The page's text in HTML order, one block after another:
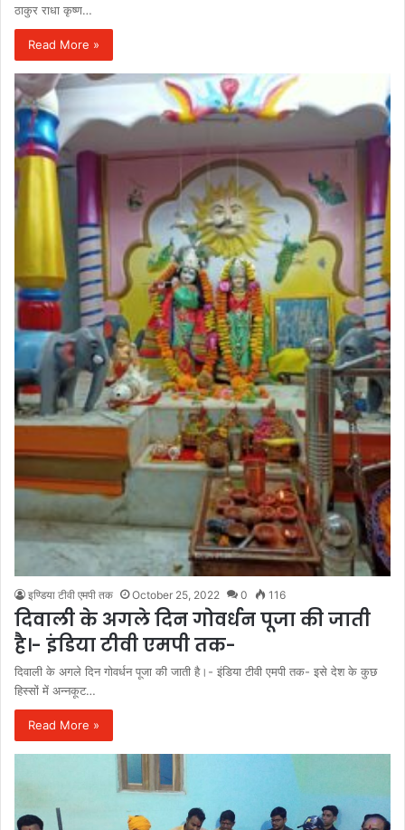
ठाकुर राधा कृष्ण…
Read More »
इण्डिया टीवी एमपी तक October 25, 2022 0 116
दिवाली के अगले दिन गोवर्धन पूजा की जाती
है।- इंडिया टीवी एमपी तक-
दिवाली के अगले दिन गोवर्धन पूजा की जाती है।- इंडिया टीवी एमपी तक- इसे देश के कुछ
हिस्सों में अन्नकूट…
Read More »